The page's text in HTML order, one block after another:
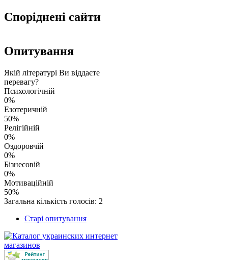
Споріднені сайти
Опитування
Якій літературі Ви віддаєте
перевагу?
Психологічній
0%
Езотеричній
50%
Релігійній
0%
Оздоровчій
0%
Бізнесовій
0%
Мотиваційній
50%
Загальна кількість голосів: 2
Старі опитування